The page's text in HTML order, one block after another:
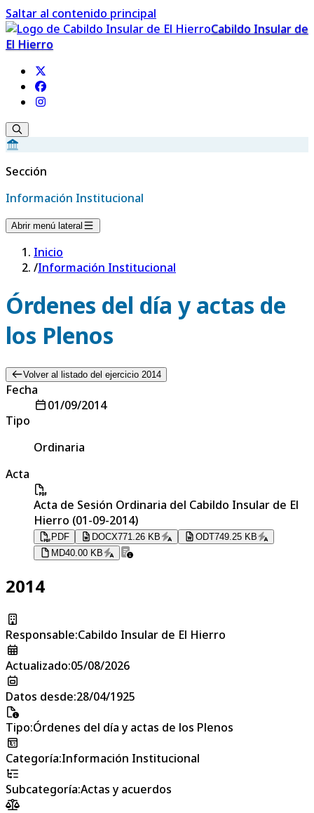
Saltar al contenido principal
Cabildo Insular de
El Hierro
Sección
Información Institucional
Abrir menú lateral
Inicio
/Información Institucional
Órdenes del día y actas de
los Plenos
Volver al listado del ejercicio 2014
Fecha
01/09/2014
Tipo
Ordinaria
Acta
Acta de Sesión Ordinaria del Cabildo Insular de El
Hierro (01-09-2014)
PDF DOCX771.26 KB ODT749.25 KB
MD40.00 KB
2014
Responsable:Cabildo Insular de El Hierro
Actualizado:05/08/2026
Datos desde:28/04/1925
Tipo:Órdenes del día y actas de los Plenos
Categoría:Información Institucional
Subcategoría:Actas y acuerdos